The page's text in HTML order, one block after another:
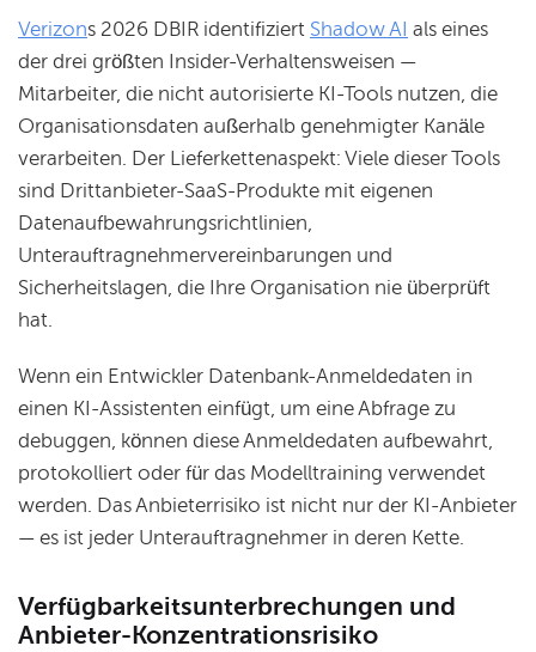
Verizons 2026 DBIR identifiziert Shadow AI als eines
der drei größten Insider-Verhaltensweisen —
Mitarbeiter, die nicht autorisierte KI-Tools nutzen, die
Organisationsdaten außerhalb genehmigter Kanäle
verarbeiten. Der Lieferkettenaspekt: Viele dieser Tools
sind Drittanbieter-SaaS-Produkte mit eigenen
Datenaufbewahrungsrichtlinien,
Unterauftragnehmervereinbarungen und
Sicherheitslagen, die Ihre Organisation nie überprüft
hat.
Wenn ein Entwickler Datenbank-Anmeldedaten in
einen KI-Assistenten einfügt, um eine Abfrage zu
debuggen, können diese Anmeldedaten aufbewahrt,
protokolliert oder für das Modelltraining verwendet
werden. Das Anbieterrisiko ist nicht nur der KI-Anbieter
— es ist jeder Unterauftragnehmer in deren Kette.
Verfügbarkeitsunterbrechungen und
Anbieter-Konzentrationsrisiko